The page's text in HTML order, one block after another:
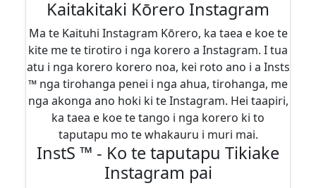
Kaitakitaki Kōrero Instagram
Ma te Kaituhi Instagram Kōrero, ka taea e koe te
kite me te tirotiro i nga korero a Instagram. I tua
atu i nga korero korero noa, kei roto ano i a Insts
™ nga tirohanga penei i nga ahua, tirohanga, me
nga akonga ano hoki ki te Instagram. Hei taapiri,
ka taea e koe te tango i nga korero ki to
taputapu mo te whakauru i muri mai.
InstS ™ - Ko te taputapu Tikiake
Instagram pai